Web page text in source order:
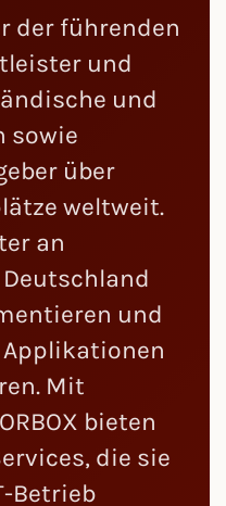
der führenden
und
und
sowie
über
weltweit.
an
und
Mit
bieten
die sie
Betrieb